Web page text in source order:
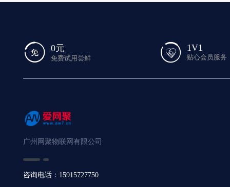
0元
免费试用尝鲜
1V1
贴心会员服务
广州网聚物联网有限公司
咨询电话：15915727750